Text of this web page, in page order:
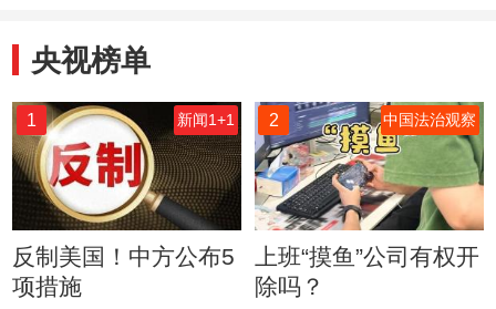
央视榜单
1 新闻1+1
反制美国！中方公布5
项措施
2 中国法治观察
上班“摸鱼”公司有权开
除吗？